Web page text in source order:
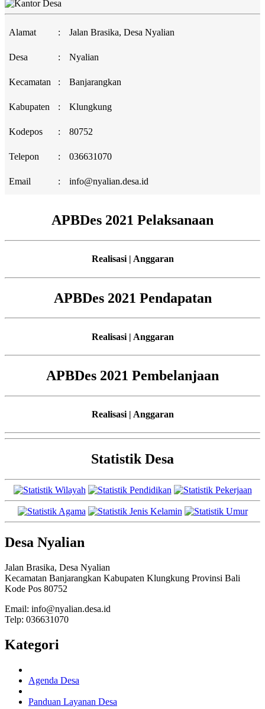
Alamat : Jalan Brasika, Desa Nyalian
Desa : Nyalian
Kecamatan : Banjarangkan
Kabupaten : Klungkung
Kodepos : 80752
Telepon : 036631070
Email : info@nyalian.desa.id
APBDes 2021 Pelaksanaan
Realisasi | Anggaran
APBDes 2021 Pendapatan
Realisasi | Anggaran
APBDes 2021 Pembelanjaan
Realisasi | Anggaran
Statistik Desa
Desa Nyalian
Jalan Brasika, Desa Nyalian
Kecamatan Banjarangkan Kabupaten Klungkung Provinsi Bali
Kode Pos 80752
Email: info@nyalian.desa.id
Telp: 036631070
Kategori
Agenda Desa
Panduan Layanan Desa